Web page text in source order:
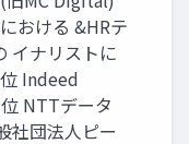
おける &HRテ
イナリストに
Indeed
NTTデータ
社団法人ピー